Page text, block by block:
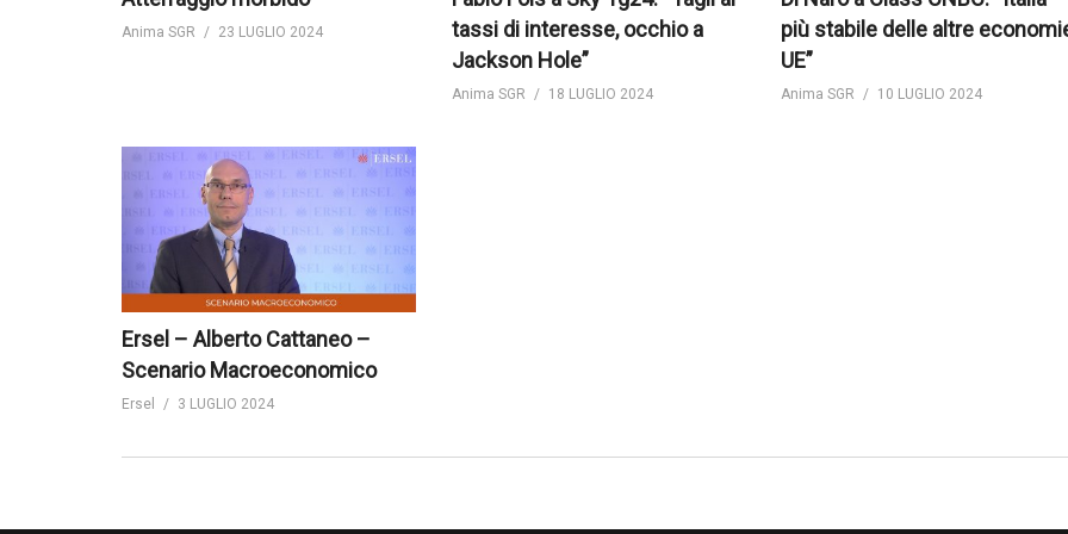
Anima SGR 23 LUGLIO 2024
tassi di interesse, occhio a
Jackson Hole”
Anima SGR 18 LUGLIO 2024
più stabile delle altre
UE”
Anima SGR 10 LUGLIO 2024
Ersel – Alberto Cattaneo –
Scenario Macroeconomico
Ersel 3 LUGLIO 2024